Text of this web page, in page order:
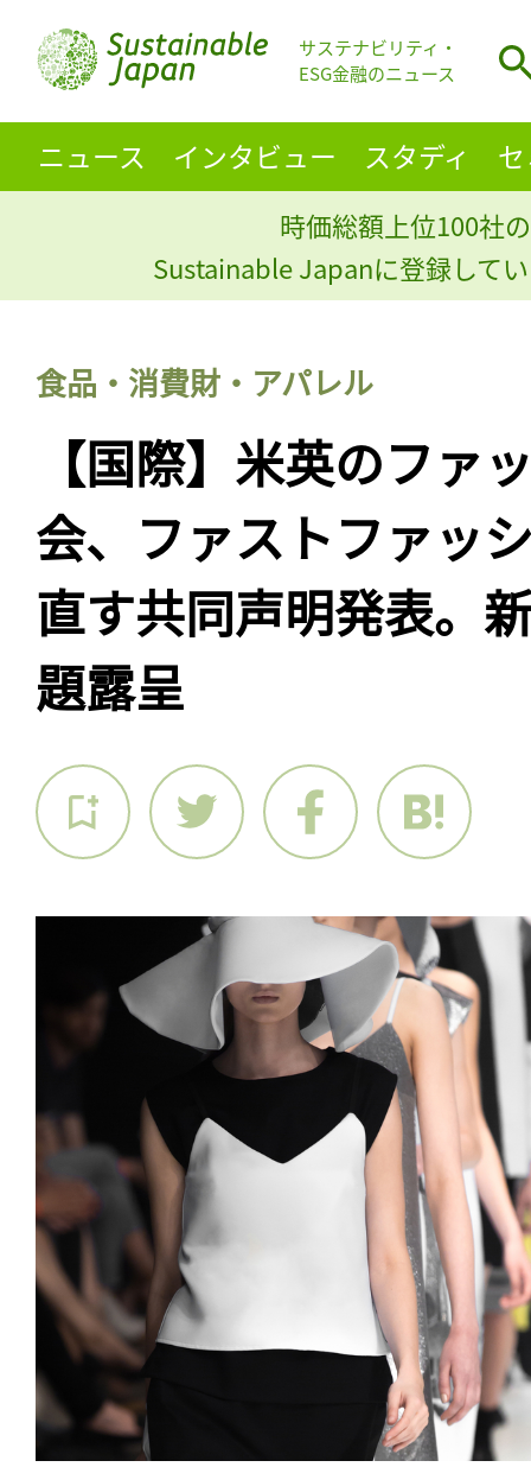
サステナビリティ・
ESG金融のニュース
ニュース インタビュー スタディ
時価総額上位100社
Sustainable Japanに登録して
食品・消費財・アパレル
【国際】米英のファ
会、ファストファッ
直す共同声明発表。
題露呈